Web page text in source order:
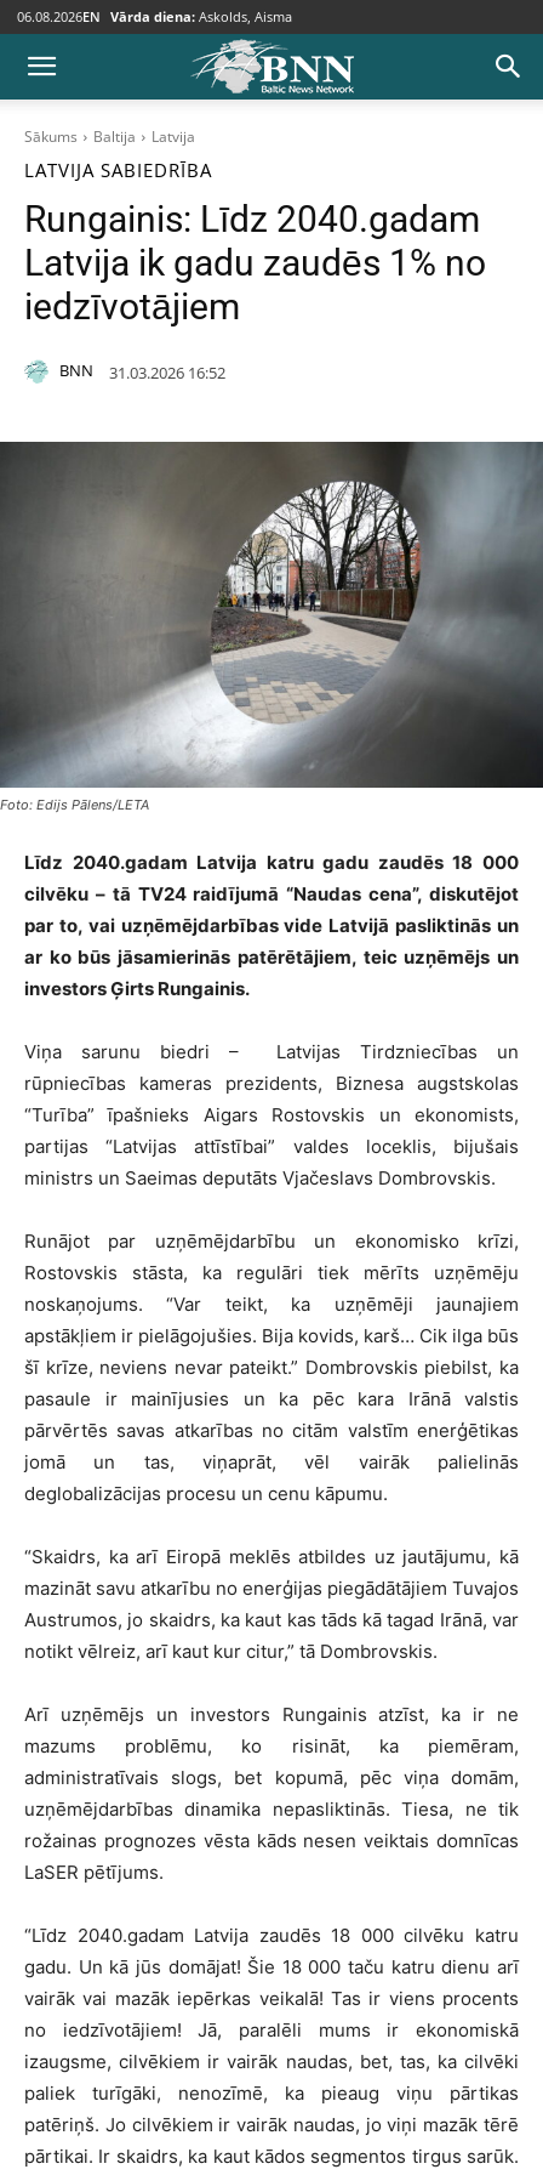
06.08.2026EN Vārda diena: Askolds, Aisma
Sākums Baltija Latvija
LATVIJA SABIEDRĪBA
Rungainis: Līdz 2040.gadam
Latvija ik gadu zaudēs 1% no
iedzīvotājiem
BNN 31.03.2026 16:52
Foto: Edijs Pālens/LETA
Līdz 2040.gadam Latvija katru gadu zaudēs 18 000
cilvēku – tā TV24 raidījumā “Naudas cena”, diskutējot
par to, vai uzņēmējdarbības vide Latvijā pasliktinās un
ar ko būs jāsamierinās patērētājiem, teic uzņēmējs un
investors Ģirts Rungainis.
Viņa sarunu biedri – Latvijas Tirdzniecības un
rūpniecības kameras prezidents, Biznesa augstskolas
“Turība” īpašnieks Aigars Rostovskis un ekonomists,
partijas “Latvijas attīstībai” valdes loceklis, bijušais
ministrs un Saeimas deputāts Vjačeslavs Dombrovskis.
Runājot par uzņēmējdarbību un ekonomisko krīzi,
Rostovskis stāsta, ka regulāri tiek mērīts uzņēmēju
noskaņojums. “Var teikt, ka uzņēmēji jaunajiem
apstākļiem ir pielāgojušies. Bija kovids, karš… Cik ilga būs
šī krīze, neviens nevar pateikt.” Dombrovskis piebilst, ka
pasaule ir mainījusies un ka pēc kara Irānā valstis
pārvērtēs savas atkarības no citām valstīm enerģētikas
jomā un tas, viņaprāt, vēl vairāk palielinās
deglobalizācijas procesu un cenu kāpumu.
“Skaidrs, ka arī Eiropā meklēs atbildes uz jautājumu, kā
mazināt savu atkarību no enerģijas piegādātājiem Tuvajos
Austrumos, jo skaidrs, ka kaut kas tāds kā tagad Irānā, var
notikt vēlreiz, arī kaut kur citur,” tā Dombrovskis.
Arī uzņēmējs un investors Rungainis atzīst, ka ir ne
mazums problēmu, ko risināt, ka piemēram,
administratīvais slogs, bet kopumā, pēc viņa domām,
uzņēmējdarbības dinamika nepasliktinās. Tiesa, ne tik
rožainas prognozes vēsta kāds nesen veiktais domnīcas
LaSER pētījums.
“Līdz 2040.gadam Latvija zaudēs 18 000 cilvēku katru
gadu. Un kā jūs domājat! Šie 18 000 taču katru dienu arī
vairāk vai mazāk iepērkas veikalā! Tas ir viens procents
no iedzīvotājiem! Jā, paralēli mums ir ekonomiskā
izaugsme, cilvēkiem ir vairāk naudas, bet, tas, ka cilvēki
paliek turīgāki, nenozīmē, ka pieaug viņu pārtikas
patēriņš. Jo cilvēkiem ir vairāk naudas, jo viņi mazāk tērē
pārtikai. Ir skaidrs, ka kaut kādos segmentos tirgus sarūk.